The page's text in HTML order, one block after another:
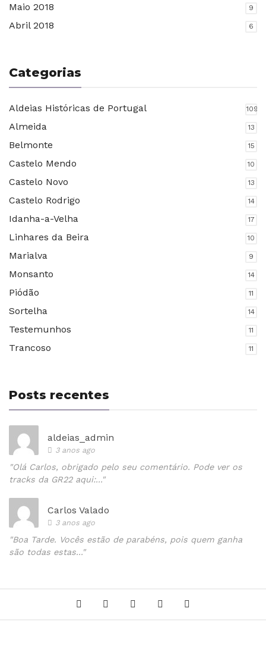
Maio 2018 9
Abril 2018 6
Categorias
Aldeias Históricas de Portugal 109
Almeida 13
Belmonte 15
Castelo Mendo 10
Castelo Novo 13
Castelo Rodrigo 14
Idanha-a-Velha 17
Linhares da Beira 10
Marialva 9
Monsanto 14
Piódão 11
Sortelha 14
Testemunhos 11
Trancoso 11
Posts recentes
aldeias_admin
3 anos ago
"Olá Carlos, obrigado pelo seu comentário. Pode ver os
tracks da GR22 aqui:..."
Carlos Valado
3 anos ago
"Boa Tarde. Vocês estão de parabéns, pois quem ganha
são todas estas..."